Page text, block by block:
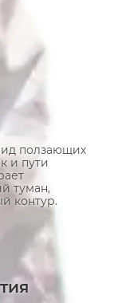
ползающих
и пути
туман,
контур.